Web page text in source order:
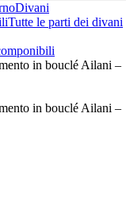
Divani
Tutte le parti dei divani